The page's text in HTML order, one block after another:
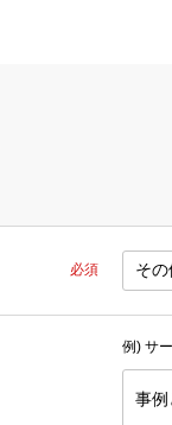
必須
例) サ